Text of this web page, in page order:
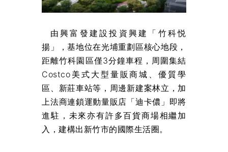
由興富發建設投資興建「竹科悦
揚」，基地位在光埔重劃區核心地段，
距離竹科園區僅3分鐘車程，周圍集結
Costco美式大型量販商城、優質學
區、新莊車站等，周邊新建案林立，加
上法商連鎖運動量販店「迪卡儂」即將
進駐，未來亦有許多百貨商場相繼加
入，建構出新竹市的國際生活圈。